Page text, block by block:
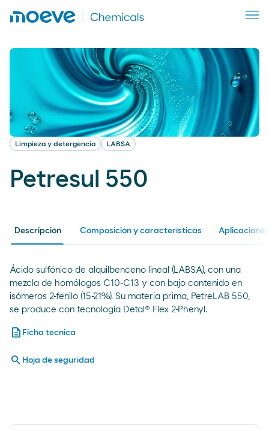
Limpieza y detergencia LABSA
Petresul 550
Descripción Composición y características Aplicaciones
Ácido sulfónico de alquilbenceno lineal (LABSA), con una
mezcla de homólogos C10-C13 y con bajo contenido en
isómeros 2-fenilo (15-21%). Su materia prima, PetreLAB 550,
se produce con tecnología Detal® Flex 2-Phenyl.
description Ficha técnica
search Hoja de seguridad